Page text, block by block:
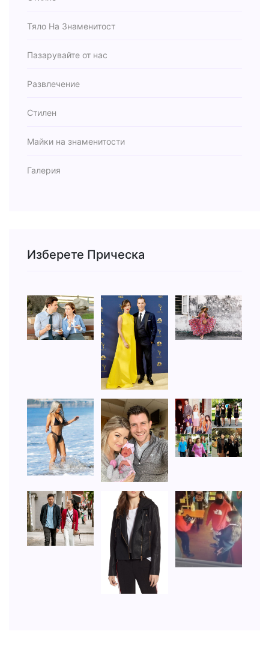
Тяло На Знаменитост
Пазарувайте от нас
Развлечение
Стилен
Майки на знаменитости
Галерия
Изберете Прическа